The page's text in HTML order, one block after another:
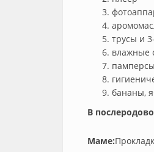
трусы и
влажные
бананы,
В
Маме: